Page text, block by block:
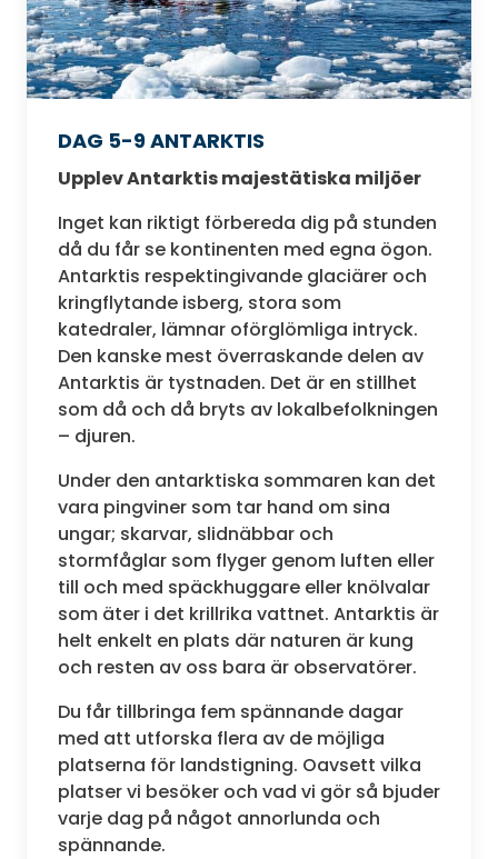
DAG 5-9 ANTARKTIS
Upplev Antarktis majestätiska miljöer
Inget kan riktigt förbereda dig på stunden
då du får se kontinenten med egna ögon.
Antarktis respektingivande glaciärer och
kringflytande isberg, stora som
katedraler, lämnar oförglömliga intryck.
Den kanske mest överraskande delen av
Antarktis är tystnaden. Det är en stillhet
som då och då bryts av lokalbefolkningen
– djuren.
Under den antarktiska sommaren kan det
vara pingviner som tar hand om sina
ungar; skarvar, slidnäbbar och
stormfåglar som flyger genom luften eller
till och med späckhuggare eller knölvalar
som äter i det krillrika vattnet. Antarktis är
helt enkelt en plats där naturen är kung
och resten av oss bara är observatörer.
Du får tillbringa fem spännande dagar
med att utforska flera av de möjliga
platserna för landstigning. Oavsett vilka
platser vi besöker och vad vi gör så bjuder
varje dag på något annorlunda och
spännande.